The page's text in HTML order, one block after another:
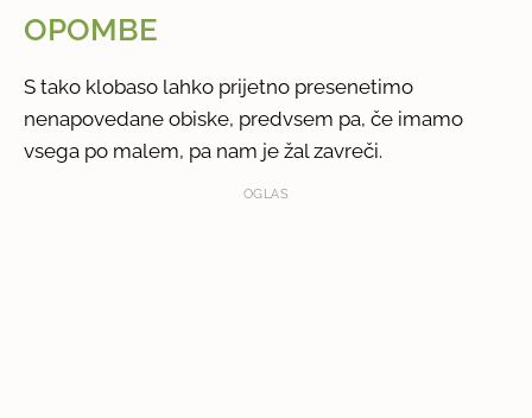
OPOMBE
S tako klobaso lahko prijetno presenetimo
nenapovedane obiske, predvsem pa, če imamo
vsega po malem, pa nam je žal zavreči.
OGLAS